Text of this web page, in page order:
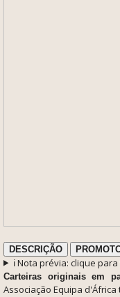
DESCRIÇÃO
ℹ️ Nota prévia: clique
Carteiras originais em
Associação Equipa